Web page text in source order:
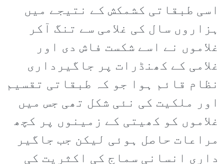
اسی طبقاتی کشمکش کے نتیجے میں
ہزاروں سال کی غلامی سے تنگ آکر
غلاموں نے اسے شکست فاش دی اور
غلامی کے کھنڈرات پر جاگیرداری
نظام قائم ہوا جو کہ طبقاتی تقسیم
اور ملکیت کی نئی شکل تھی جس میں
غلاموں کو کھیتی کے زمینوں پر کچھ
مراعات حاصل ہوئی لیکن جب جاگیر
داری انسانی سماج کی اکثریت کی